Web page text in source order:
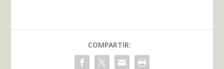
COMPARTIR: